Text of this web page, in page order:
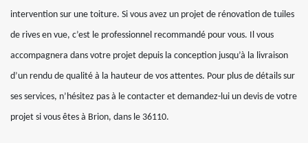
intervention sur une toiture. Si vous avez un projet de rénovation de tuiles
de rives en vue, c’est le professionnel recommandé pour vous. Il vous
accompagnera dans votre projet depuis la conception jusqu’à la livraison
d’un rendu de qualité à la hauteur de vos attentes. Pour plus de détails sur
ses services, n’hésitez pas à le contacter et demandez-lui un devis de votre
projet si vous êtes à Brion, dans le 36110.